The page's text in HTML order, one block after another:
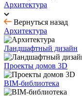
Архитектура
Вернуться назад
Архитектура
Ландшафтный дизайн
Проекты домов 3D
BIM-библиотека